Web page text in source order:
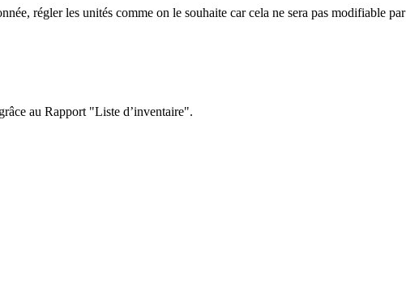
régler les unités comme on le souhaite car cela ne sera pas modifiable par
au Rapport "Liste d’inventaire".